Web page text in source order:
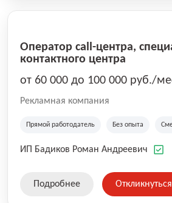
Оператор call-центра,
контактного центра
от 60 000 до 100 000 руб./
Рекламная компания
Прямой работодатель Без опыта
ИП Бадиков Роман Андреевич
Подробнее Откликнуться